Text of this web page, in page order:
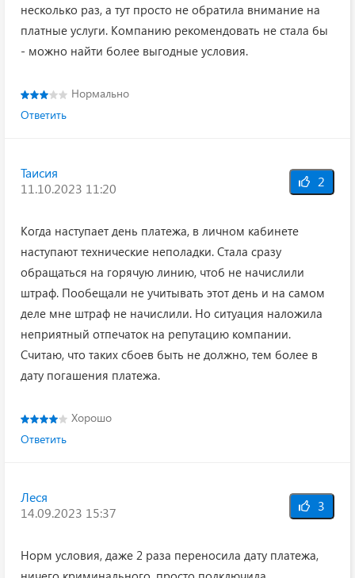
несколько раз, а тут просто не обратила внимание на
платные услуги. Компанию рекомендовать не стала бы
- можно найти более выгодные условия.
Нормально
Ответить
Таисия
11.10.2023 11:20
2
Когда наступает день платежа, в личном кабинете
наступают технические неполадки. Стала сразу
обращаться на горячую линию, чтоб не начислили
штраф. Пообещали не учитывать этот день и на самом
деле мне штраф не начислили. Но ситуация наложила
неприятный отпечаток на репутацию компании.
Считаю, что таких сбоев быть не должно, тем более в
дату погашения платежа.
Хорошо
Ответить
Леся
14.09.2023 15:37
3
Норм условия, даже 2 раза переносила дату платежа,